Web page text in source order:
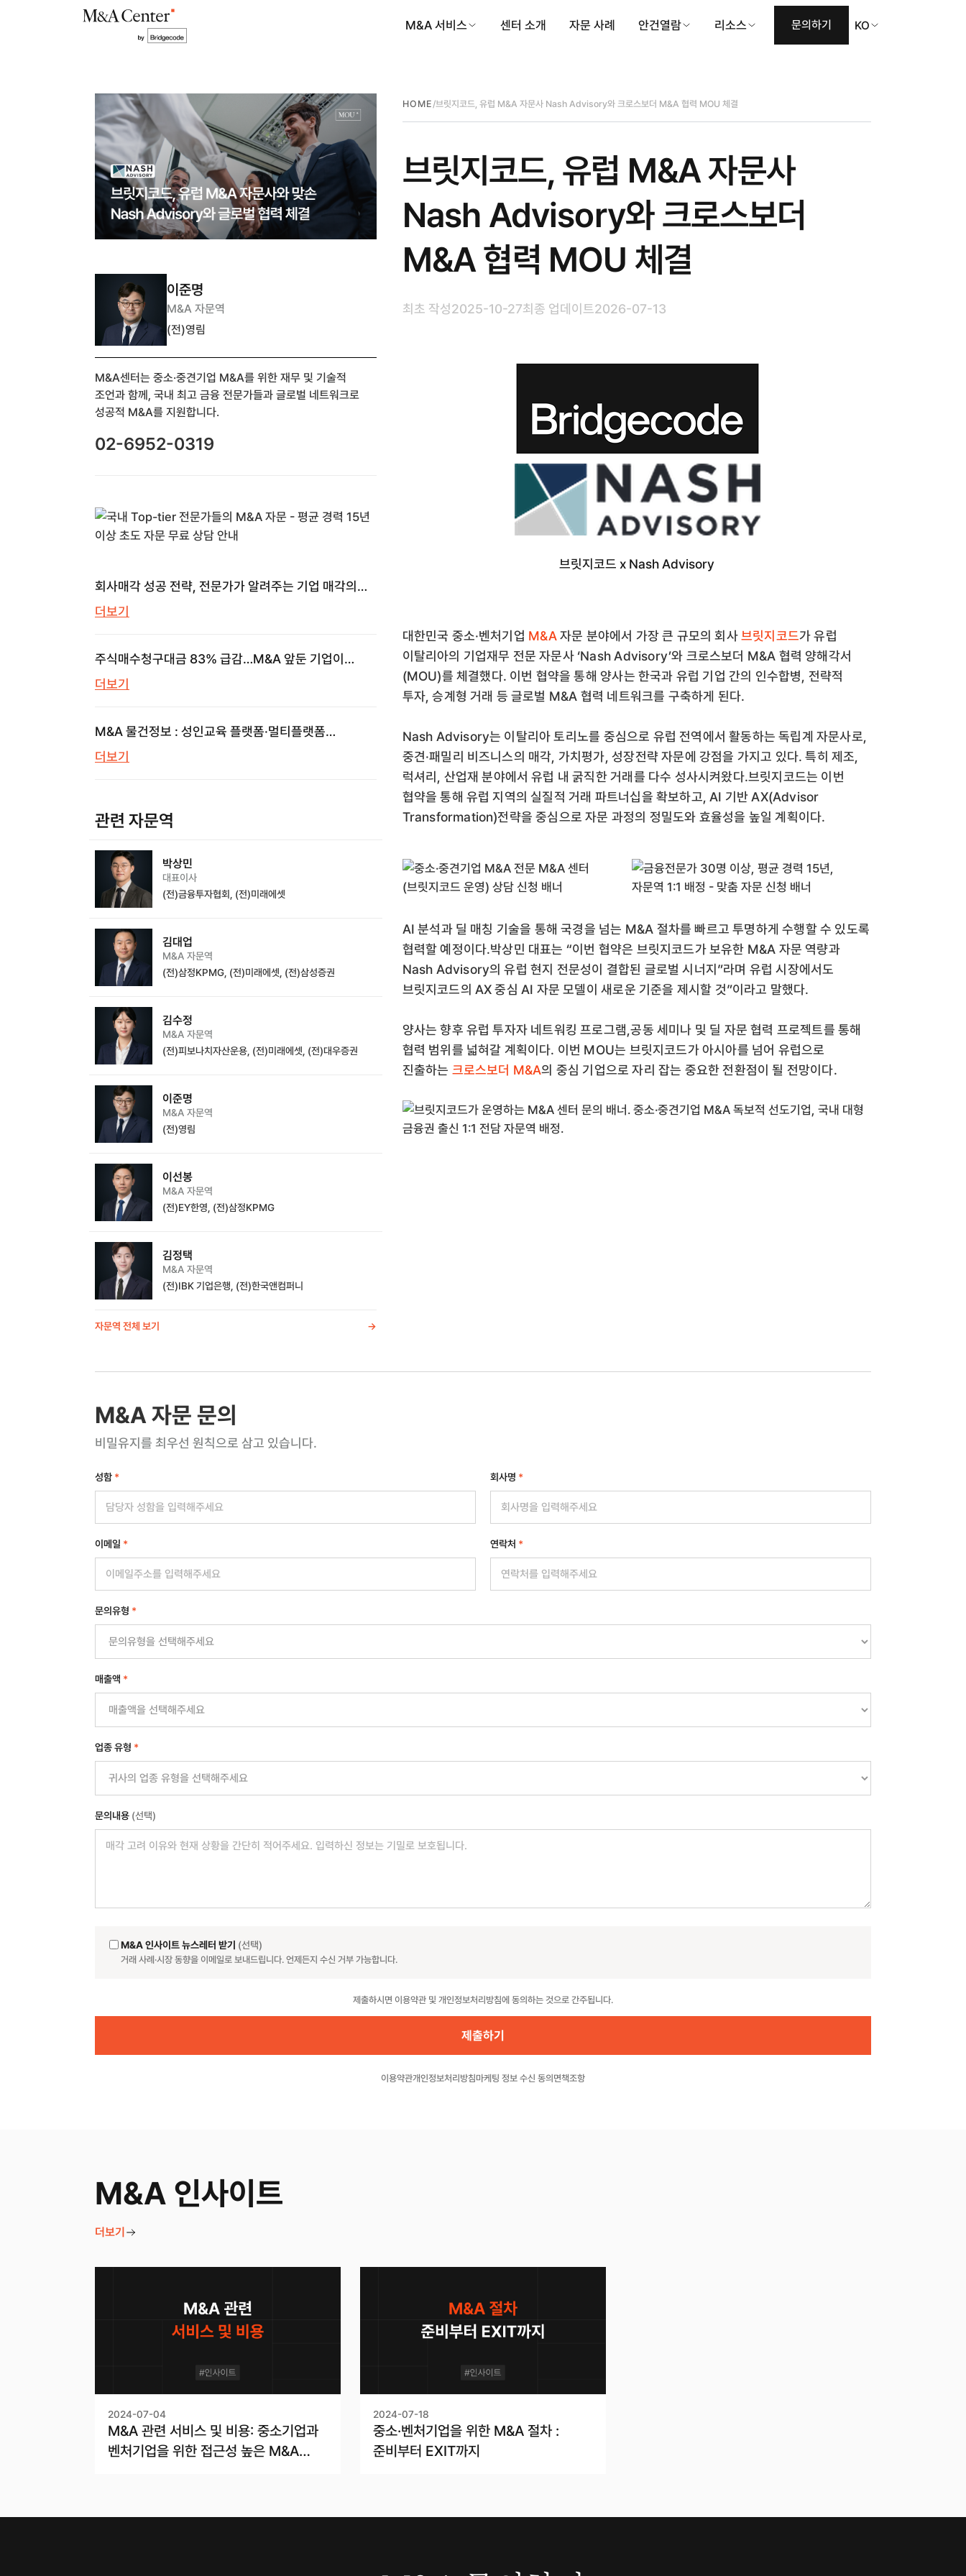
M&A 서비스 센터 소개 자문 사례 안건열람 리소스 문의하기 KO
이준명
M&A 자문역
(전)영림
M&A센터는 중소·중견기업 M&A를 위한 재무 및 기술적
조언과 함께, 국내 최고 금융 전문가들과 글로벌 네트워크로
성공적 M&A를 지원합니다.
02-6952-0319
회사매각 성공 전략, 전문가가 알려주는 기업 매각의
모든 것 | M&A센터 | M&A 센터
더보기
주식매수청구대금 83% 급감…M&A 앞둔 기업이
놓치면 안 될 신호
더보기
M&A 물건정보 : 성인교육 플랫폼·멀티플랫폼
의류쇼핑몰·프롭테크 | 브릿지코드 M&A센터·
더보기
관련 자문역
박상민
대표이사
(전)금융투자협회, (전)미래에셋
김대업
M&A 자문역
(전)삼정KPMG, (전)미래에셋, (전)삼성증권
김수정
M&A 자문역
(전)피보나치자산운용, (전)미래에셋, (전)대우증권
이준명
M&A 자문역
(전)영림
이선봉
M&A 자문역
(전)EY한영, (전)삼정KPMG
김정택
M&A 자문역
(전)IBK 기업은행, (전)한국앤컴퍼니
자문역 전체 보기 ->
HOME /브릿지코드, 유럽 M&A 자문사 Nash Advisory와 크로스보더 M&A 협력 MOU 체결
브릿지코드, 유럽 M&A 자문사
Nash Advisory와 크로스보더
M&A 협력 MOU 체결
최초 작성2025-10-27최종 업데이트2026-07-13
브릿지코드 x Nash Advisory
대한민국 중소·벤처기업 M&A자문 분야에서 가장 큰 규모의 회사브릿지코드가 유럽
이탈리아의 기업재무 전문 자문사 ‘Nash Advisory’와 크로스보더 M&A 협력 양해각서
(MOU)를 체결했다. 이번 협약을 통해 양사는 한국과 유럽 기업 간의 인수합병, 전략적
투자, 승계형 거래 등 글로벌 M&A 협력 네트워크를 구축하게 된다.
Nash Advisory는 이탈리아 토리노를 중심으로 유럽 전역에서 활동하는 독립계 자문사로,
중견·패밀리 비즈니스의 매각, 가치평가, 성장전략 자문에 강점을 가지고 있다. 특히 제조,
럭셔리, 산업재 분야에서 유럽 내 굵직한 거래를 다수 성사시켜왔다.브릿지코드는 이번
협약을 통해 유럽 지역의 실질적 거래 파트너십을 확보하고, AI 기반 AX(Advisor
Transformation)전략을 중심으로 자문 과정의 정밀도와 효율성을 높일 계획이다.
AI 분석과 딜 매칭 기술을 통해 국경을 넘는 M&A 절차를 빠르고 투명하게 수행할 수 있도록
협력할 예정이다.박상민 대표는 “이번 협약은 브릿지코드가 보유한 M&A 자문 역량과
Nash Advisory의 유럽 현지 전문성이 결합된 글로벌 시너지”라며 유럽 시장에서도
브릿지코드의 AX 중심 AI 자문 모델이 새로운 기준을 제시할 것”이라고 말했다.
양사는 향후 유럽 투자자 네트워킹 프로그램,공동 세미나 및 딜 자문 협력 프로젝트를 통해
협력 범위를 넓혀갈 계획이다. 이번 MOU는 브릿지코드가 아시아를 넘어 유럽으로
진출하는 크로스보더 M&A의 중심 기업으로 자리 잡는 중요한 전환점이 될 전망이다.
M&A 자문 문의
비밀유지를 최우선 원칙으로 삼고 있습니다.
성함 * 회사명 *
이메일 * 연락처 *
문의유형 *
매출액 *
업종 유형 *
문의내용 (선택)
M&A 인사이트 뉴스레터 받기 (선택)
거래 사례·시장 동향을 이메일로 보내드립니다. 언제든지 수신 거부 가능합니다.
제출하시면 이용약관 및 개인정보처리방침에 동의하는 것으로 간주됩니다.
이용약관개인정보처리방침마케팅 정보 수신 동의 면책조항
M&A 인사이트
더보기
2024-07-04
M&A 관련 서비스 및 비용: 중소기업과
벤처기업을 위한 접근성 높은 M&A
2024-07-18
중소·벤처기업을 위한 M&A 절차 :
준비부터 EXIT까지